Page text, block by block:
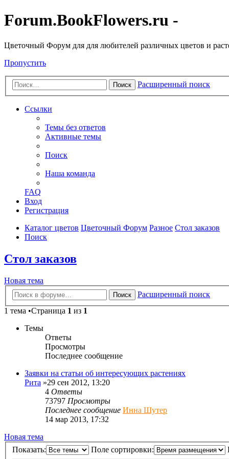
Forum.BookFlowers.ru -
Цветочный Форум для для любителей различных цветов и
Пропустить
Поиск Расширенный поиск
Ссылки
Темы без ответов
Активные темы
Поиск
Наша команда
FAQ
Вход
Регистрация
Каталог цветов Цветочный Форум Разное Стол заказов
Поиск
Стол заказов
Новая тема
Поиск
Расширенный поиск
1 тема •Страница 1 из 1
Темы
Ответы
Просмотры
Последнее сообщение
Заявки на статьи об интересующих растениях
Рита »29 сен 2012, 13:20
4 Ответы
73797 Просмотры
Последнее сообщение Инна Шутер
14 мар 2013, 17:32
Новая тема
Показать:
Поле сортировки: